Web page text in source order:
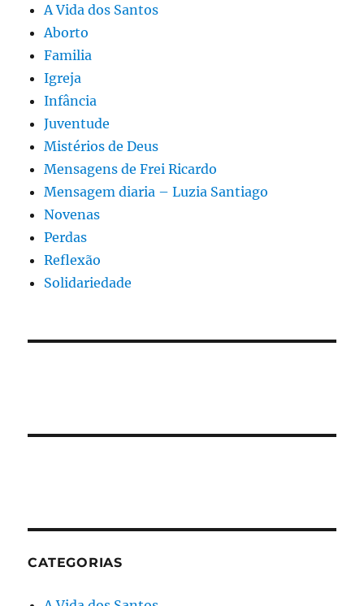
A Vida dos Santos
Aborto
Familia
Igreja
Infância
Juventude
Mistérios de Deus
Mensagens de Frei Ricardo
Mensagem diaria – Luzia Santiago
Novenas
Perdas
Reflexão
Solidariedade
CATEGORIAS